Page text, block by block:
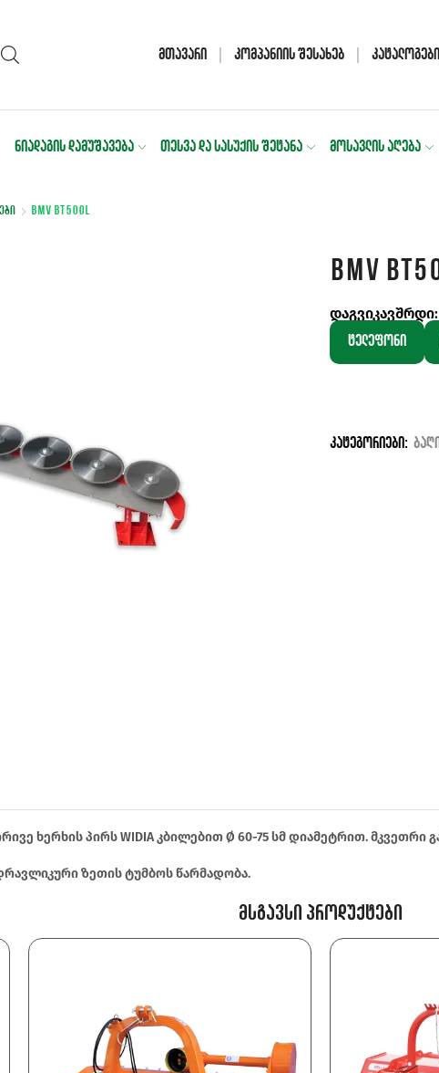
Მთავარი Კომპანიის Შესახებ Კატალოგები
ᲜᲘᲐᲓᲐᲒᲘᲡ ᲓᲐᲛᲣᲨᲐᲕᲔᲑᲐ ᲗᲔᲡᲕᲐ ᲓᲐ ᲡᲐᲡᲣᲥᲘᲡ ᲨᲔᲢᲐᲜᲐ ᲛᲝᲡᲐᲕᲚᲘᲡ ᲐᲦᲔᲑᲐ
BMV BT500L
BMV
დაგვიკავშრდი:
ტელეფონი
კატეგორიები:
ხერხის პირს WIDIA კბილებით Ø 60-75 სმ დიამეტრით.
ზეთის ტუმბოს წარმადობა.
Მსგავსი Პროდუქტები